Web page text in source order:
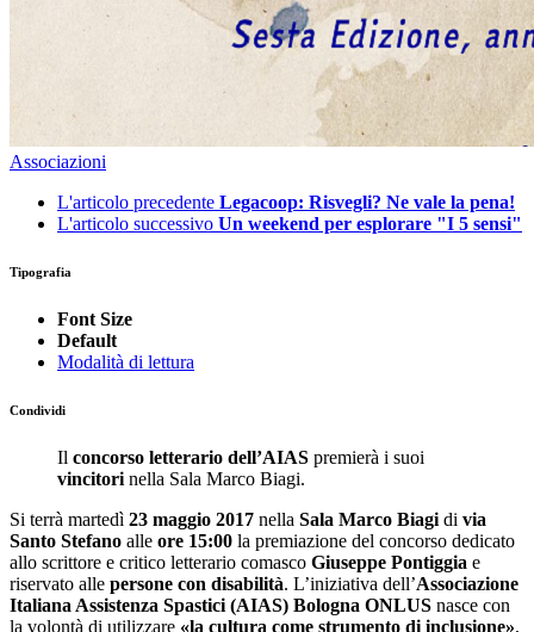
Associazioni
L'articolo precedente Legacoop: Risvegli? Ne vale la pena!
L'articolo successivo Un weekend per esplorare "I 5 sensi"
Tipografia
Font Size
Default
Modalità di lettura
Condividi
Il concorso letterario dell’AIAS premierà i suoi
vincitori nella Sala Marco Biagi.
Si terrà martedì 23 maggio 2017 nella Sala Marco Biagi di via
Santo Stefano alle ore 15:00 la premiazione del concorso dedicato
allo scrittore e critico letterario comasco Giuseppe Pontiggia e
riservato alle persone con disabilità. L’iniziativa dell’Associazione
Italiana Assistenza Spastici (AIAS) Bologna ONLUS nasce con
la volontà di utilizzare «la cultura come strumento di inclusione»,